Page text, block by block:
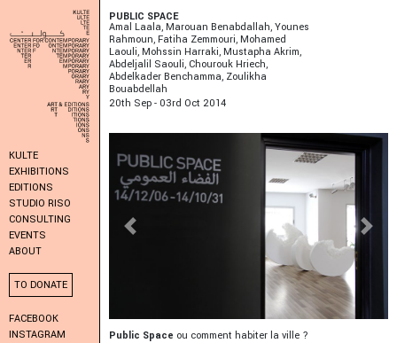
KULTE
EXHIBITIONS
EDITIONS
STUDIO RISO
CONSULTING
EVENTS
ABOUT
TO DONATE
FACEBOOK
INSTAGRAM
PUBLIC SPACE
Amal Laala, Marouan Benabdallah, Younes
Rahmoun, Fatiha Zemmouri, Mohamed
Laouli, Mohssin Harraki, Mustapha Akrim,
Abdeljalil Saouli, Chourouk Hriech,
Abdelkader Benchamma, Zoulikha
Bouabdellah
20Th Sep - 03Rd Oct 2014
Previous Next
Public Space ou comment habiter la ville ?